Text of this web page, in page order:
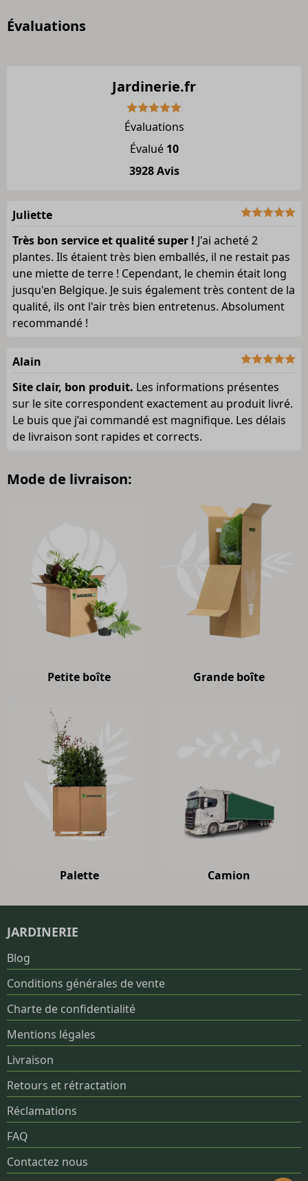
Évaluations
Jardinerie.fr
Évaluations
Évalué 10
3928 Avis
Juliette
Très bon service et qualité super ! J'ai acheté 2
plantes. Ils étaient très bien emballés, il ne restait pas
une miette de terre ! Cependant, le chemin était long
jusqu'en Belgique. Je suis également très content de la
qualité, ils ont l'air très bien entretenus. Absolument
recommandé !
Alain
Site clair, bon produit. Les informations présentes
sur le site correspondent exactement au produit livré.
Le buis que j’ai commandé est magnifique. Les délais
de livraison sont rapides et corrects.
Mode de livraison:
Petite boîte Grande boîte
Palette Camion
JARDINERIE
Blog
Conditions générales de vente
Charte de confidentialité
Mentions légales
Livraison
Retours et rétractation
Réclamations
FAQ
Contactez nous